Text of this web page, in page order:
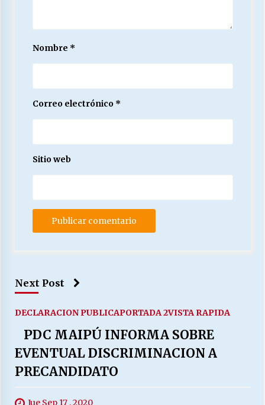
Nombre *
Correo electrónico *
Sitio web
Next Post
DECLARACION PUBLICAPORTADA 2VISTA RAPIDA
PDC MAIPÚ INFORMA SOBRE
EVENTUAL DISCRIMINACION A
PRECANDIDATO
Jue Sep 17 , 2020